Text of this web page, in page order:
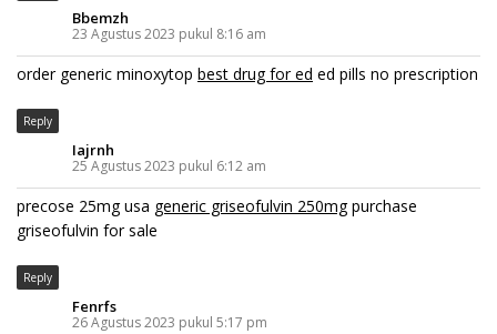
Bbemzh
23 Agustus 2023 pukul 8:16 am
order generic minoxytop best drug for ed ed pills no prescription
Reply
Iajrnh
25 Agustus 2023 pukul 6:12 am
precose 25mg usa generic griseofulvin 250mgpurchase
griseofulvin for sale
Reply
Fenrfs
26 Agustus 2023 pukul 5:17 pm